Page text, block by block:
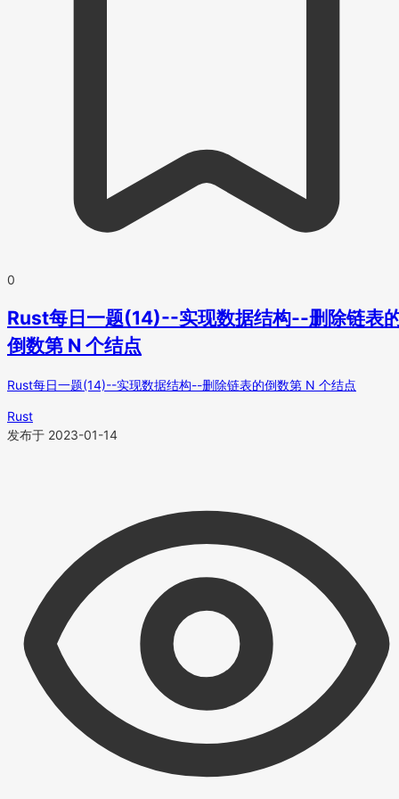
0
Rust每日一题(14)--实现数据结构--删除链表
倒数第 N 个结点
Rust每日一题(14)--实现数据结构--删除链表的倒数第 N 个结点
Rust
发布于 2023-01-14